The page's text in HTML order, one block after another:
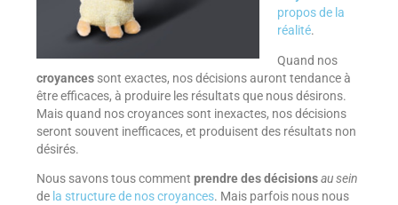
propos de la
réalité.
Quand nos
croyancessont exactes, nos décisions auront tendance à
être efficaces, à produire les résultats que nous désirons.
Mais quand nos croyances sont inexactes, nos décisions
seront souvent inefficaces, et produisent des résultats non
désirés.
Nous savons tous comment prendre des décisions au sein
de la structure de nos croyances. Mais parfois nous nous